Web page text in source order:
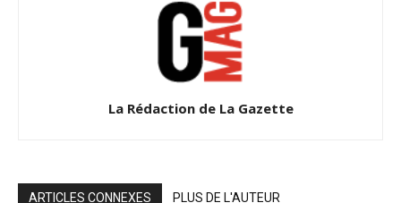
La Rédaction de La Gazette
ARTICLES CONNEXES PLUS DE L'AUTEUR